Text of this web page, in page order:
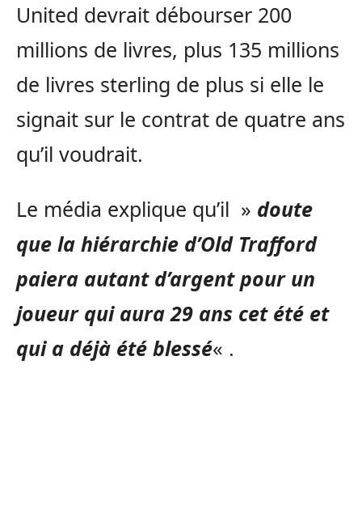
United devrait débourser 200
millions de livres, plus 135 millions
de livres sterling de plus si elle le
signait sur le contrat de quatre ans
qu’il voudrait.
Le média explique qu’il » doute
que la hiérarchie d’Old Trafford
paiera autant d’argent pour un
joueur qui aura 29 ans cet été et
qui a déjà été blessé« .